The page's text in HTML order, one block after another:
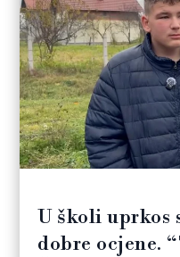
U školi uprkos
dobre ocjene.